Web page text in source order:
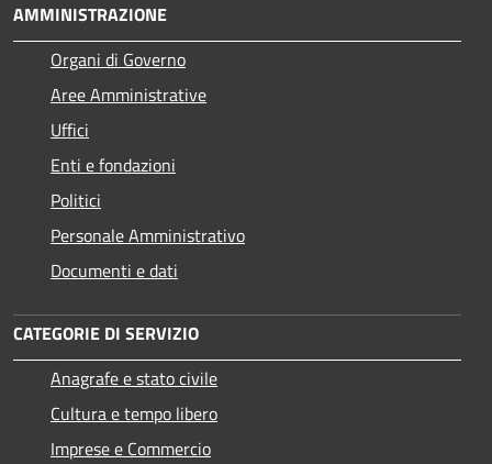
AMMINISTRAZIONE
Organi di Governo
Aree Amministrative
Uffici
Enti e fondazioni
Politici
Personale Amministrativo
Documenti e dati
CATEGORIE DI SERVIZIO
Anagrafe e stato civile
Cultura e tempo libero
Imprese e Commercio